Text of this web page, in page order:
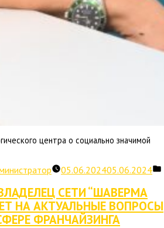
центра о социально значимой
05.06.202405.06.2024
СЕТИ “ШАВЕРМА
НА АКТУАЛЬНЫЕ ВОПРОСЫ
ФРАНЧАЙЗИНГА